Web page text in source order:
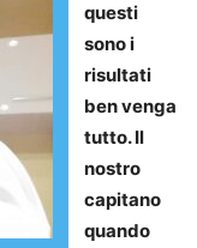
questi
sono i
risultati
ben venga
tutto. Il
nostro
capitano
quando